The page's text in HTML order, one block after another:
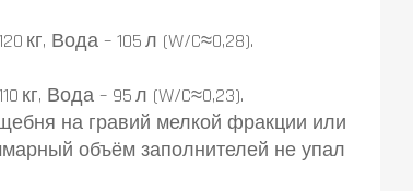
кг, Вода – 105 л (W/C≈0,28).
кг, Вода – 95 л (W/C≈0,23).
на гравий мелкой фракции или
объём заполнителей не упал